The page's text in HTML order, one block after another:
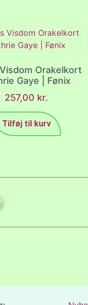
Orakelkort
Gaye | Fønix
257,00 kr.
Tilføj til kurv